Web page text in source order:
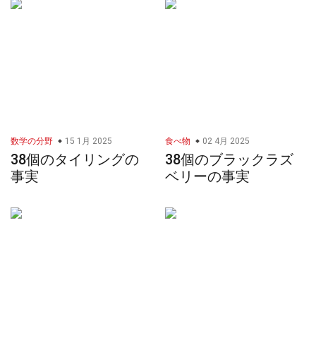
数学の分野 15 1月 2025
38個のタイリングの
事実
食べ物 02 4月 2025
38個のブラックラズ
ベリーの事実